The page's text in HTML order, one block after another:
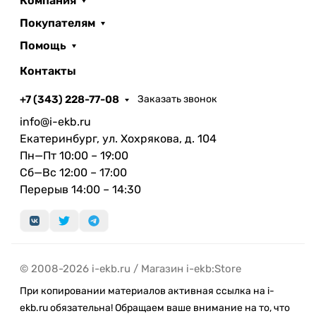
переработанного кобальта, 100% переработанной
Беспроводные и проводные
интернет-соединение, обеспечивая мгновенную
загрузку контента и высокое качество
видеозвонков. А на смену порту Lightning
пришёл более универсальный разъём USB-C.
Экосистема аксессуаров
делает iPhone 15 центром вашей мобильной
вселенной, обеспечивая максимальный комфорт
и функциональность в повседневной жизни.
Покупателям
Помощь
Контакты
+7 (343) 228-77-08 Заказать звонок
info@i-ekb.ru
Екатеринбург, ул. Хохрякова, д. 104
Пн—Пт 10:00 – 19:00
Сб—Вс 12:00 – 17:00
Перерыв 14:00 – 14:30
© 2008-2026 i-ekb.ru / Магазин i-ekb:Store
При копировании материалов активная ссылка на i-
ekb.ru обязательна! Обращаем ваше внимание на то, что